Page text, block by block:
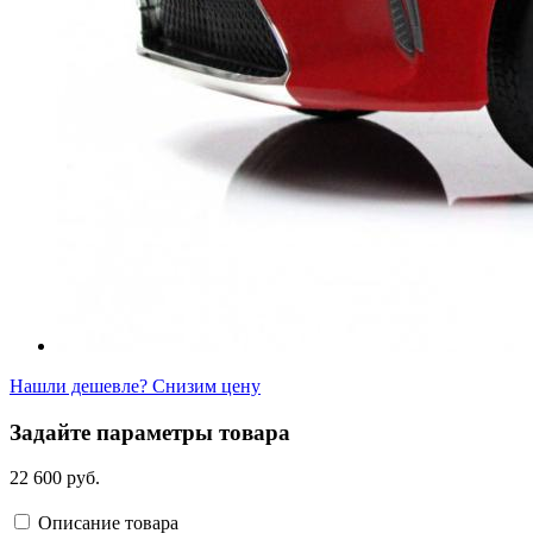
Нашли дешевле? Снизим цену
Задайте параметры товара
22 600 руб.
Описание товара